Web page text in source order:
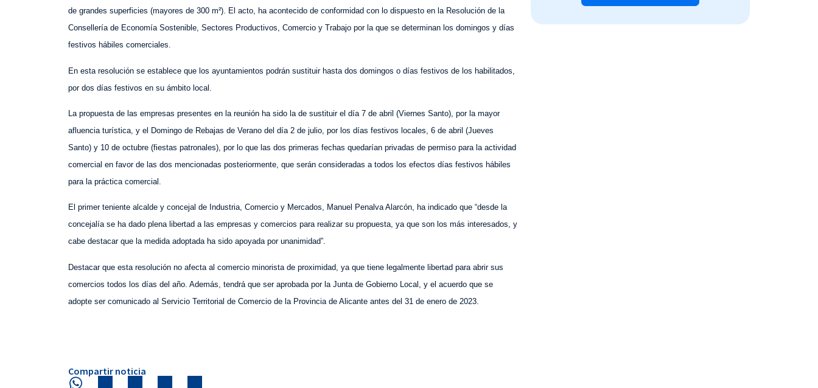
de grandes superficies (mayores de 300 m²). El acto, ha acontecido de conformidad con lo dispuesto en la Resolución de la
Consellería de Economía Sostenible, Sectores Productivos, Comercio y Trabajo por la que se determinan los domingos y días
festivos hábiles comerciales.
En esta resolución se establece que los ayuntamientos podrán sustituir hasta dos domingos o días festivos de los habilitados,
por dos días festivos en su ámbito local.
La propuesta de las empresas presentes en la reunión ha sido la de sustituir el día 7 de abril (Viernes Santo), por la mayor
afluencia turística, y el Domingo de Rebajas de Verano del día 2 de julio, por los días festivos locales, 6 de abril (Jueves
Santo) y 10 de octubre (fiestas patronales), por lo que las dos primeras fechas quedarían privadas de permiso para la actividad
comercial en favor de las dos mencionadas posteriormente, que serán consideradas a todos los efectos días festivos hábiles
para la práctica comercial.
El primer teniente alcalde y concejal de Industria, Comercio y Mercados, Manuel Penalva Alarcón, ha indicado que “desde la
concejalía se ha dado plena libertad a las empresas y comercios para realizar su propuesta, ya que son los más interesados, y
cabe destacar que la medida adoptada ha sido apoyada por unanimidad”.
Destacar que esta resolución no afecta al comercio minorista de proximidad, ya que tiene legalmente libertad para abrir sus
comercios todos los días del año. Además, tendrá que ser aprobada por la Junta de Gobierno Local, y el acuerdo que se
adopte ser comunicado al Servicio Territorial de Comercio de la Provincia de Alicante antes del 31 de enero de 2023.
Compartir noticia